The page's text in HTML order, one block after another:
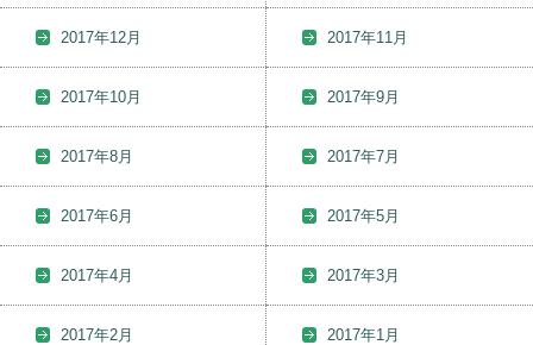
2017年12月 2017年11月
2017年10月 2017年9月
2017年8月 2017年7月
2017年6月 2017年5月
2017年4月 2017年3月
2017年2月 2017年1月